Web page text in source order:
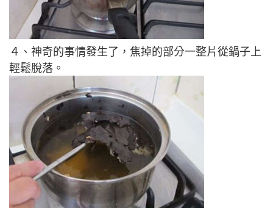
４、神奇的事情發生了，焦掉的部分一整片從鍋子上
輕鬆脫落。